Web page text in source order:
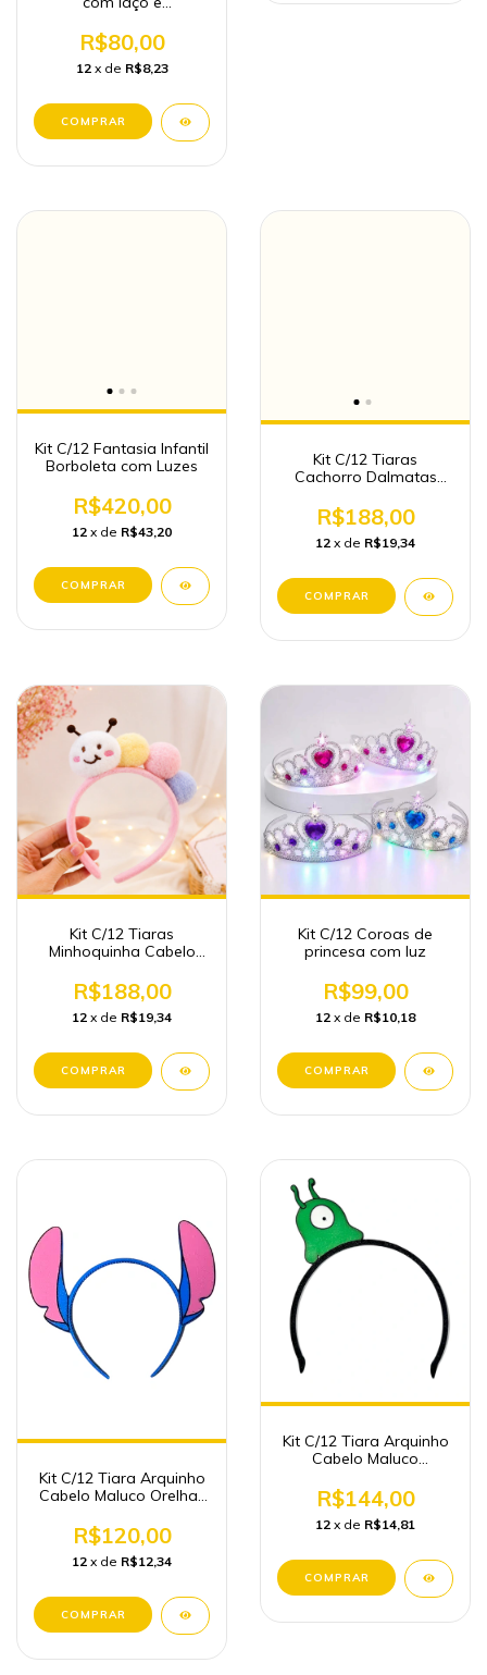
R$80,00
12 x de R$8,23
Kit C/12 Fantasia Infantil
Borboleta com Luzes
R$420,00
12 x de R$43,20
Kit C/12 Tiaras
Cachorro Dalmatas
R$188,00
12 x de R$19,34
Kit C/12 Tiaras
Minhoquinha Cabelo
R$188,00
12 x de R$19,34
Kit C/12 Coroas de
princesa com luz
R$99,00
12 x de R$10,18
Kit C/12 Tiara Arquinho
Cabelo Maluco Orelhas
R$120,00
12 x de R$12,34
Kit C/12 Tiara Arquinho
Cabelo Maluco
R$144,00
12 x de R$14,81